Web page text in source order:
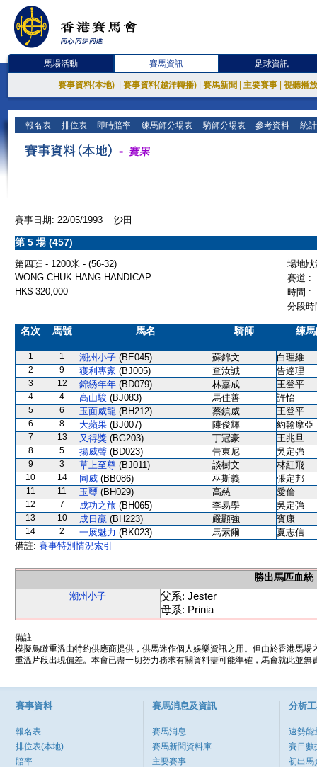
馬場活動 賽馬資訊 足球資訊
賽事資料(本地) 賽事資料(越洋轉播) 賽馬新聞 主要賽事 視聽播
報名表 排位表 即時賠率 練馬師分場表 騎師分場表 參考資料 統
賽事日期: 22/05/1993 沙田
第 5 場 (457)
第四班 - 1200米 - (56-32)
場地
WONG CHUK HANG HANDICAP
賽道 :
HK$ 320,000
時間 :
分段
名次 馬號 馬名 騎師 練
1 1 潮州小子 (BE045) 蘇錦文 白理維
2 9 獲利專家 (BJ005) 查汝誠 告達理
3 12 錦綉年年 (BD079) 林嘉成 王登平
4 4 高山駿 (BJ083) 馬佳善 許怡
5 6 玉面威龍 (BH212) 蔡鎮威 王登平
6 8 大蘋果 (BJ007) 陳俊輝 約翰摩亞
7 13 又得獎 (BG203) 丁冠豪 王兆旦
8 5 揚威聲 (BD023) 告東尼 吳定強
9 3 草上至尊 (BJ011) 談樹文 林紅飛
10 14 同威 (BB086) 巫斯義 張定邦
11 11 玉璽 (BH029) 高慈 愛倫
12 7 成功之旅 (BH065) 李易學 吳定強
13 10 成日贏 (BH223) 嚴顯強 賓康
14 2 一展魅力 (BK023) 馬素爾
夏志信
備註: 賽事特別情況索引
勝出馬匹血統
潮州小子
父系: Jester
母系: Prinia
備註
模擬鳥瞰重溫由特約供應商提供，供馬迷作個人娛樂資訊之用。但由於香港馬
重溫片段出現偏差。本會已盡一切努力務求有關資料盡可能準確，馬會就此並
賽事資料
報名表
排位表(本地)
賠率
賽馬消息及資訊
賽馬消息
賽馬新聞資料庫
主要賽事
分析
速勢能
賽日數
初出馬